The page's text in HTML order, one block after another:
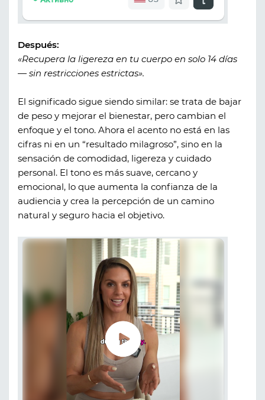
Después:
«Recupera la ligereza en tu cuerpo en solo 14 días
— sin restricciones estrictas».
El significado sigue siendo similar: se trata de bajar
de peso y mejorar el bienestar, pero cambian el
enfoque y el tono. Ahora el acento no está en las
cifras ni en un “resultado milagroso”, sino en la
sensación de comodidad, ligereza y cuidado
personal. El tono es más suave, cercano y
emocional, lo que aumenta la confianza de la
audiencia y crea la percepción de un camino
natural y seguro hacia el objetivo.